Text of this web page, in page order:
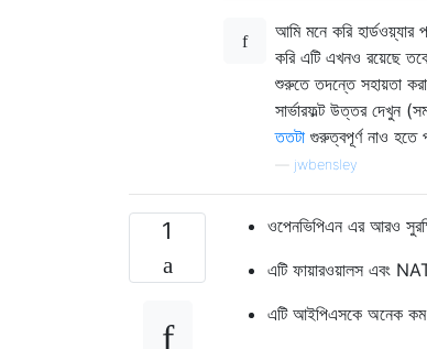
আমি মনে করি
করি এটি এখনও রয়েছে
শুরুতে তদন্তে সহায়তা
সার্ভারফল্ট উত্তর দেখুন
ততটা গুরুত্বপূর্ণ নাও হতে
jwbensley
1
ওপেনভিপিএন এর আরও
এটি ফায়ারওয়ালস এবং
এটি আইপিএসকে অনেক